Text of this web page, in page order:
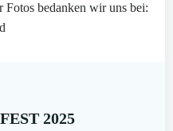
Fotos bedanken wir uns bei:
2025